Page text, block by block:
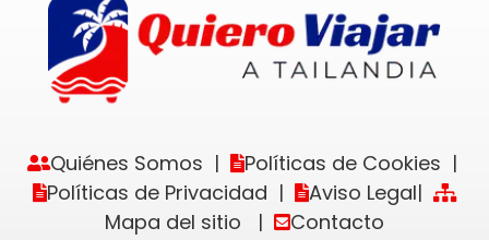
Quiénes Somos | Políticas de Cookies |
Políticas de Privacidad | Aviso Legal|
Mapa del sitio | Contacto